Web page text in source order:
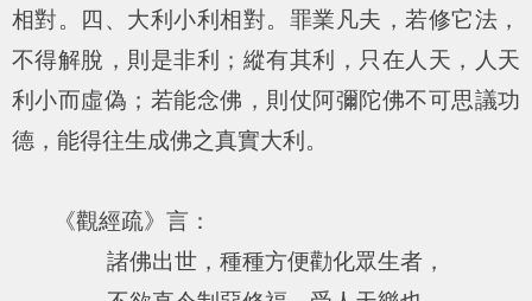
相對。四、大利小利相對。罪業凡夫，若修它法，
不得解脫，則是非利；縱有其利，只在人天，人天
利小而虛偽；若能念佛，則仗阿彌陀佛不可思議功
德，能得往生成佛之真實大利。
《觀經疏》言：
諸佛出世，種種方便勸化眾生者，